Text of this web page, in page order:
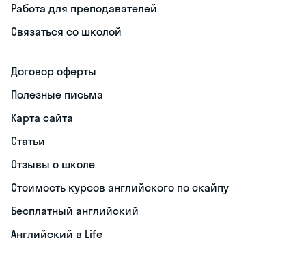
Работа для преподавателей
Связаться со школой
Договор оферты
Полезные письма
Карта сайта
Статьи
Отзывы о школе
Стоимость курсов английского по скайпу
Бесплатный английский
Английский в Life